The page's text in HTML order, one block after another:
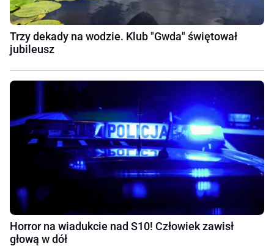
Trzy dekady na wodzie. Klub "Gwda" świętował
jubileusz
Horror na wiadukcie nad S10! Człowiek zawisł
głową w dół